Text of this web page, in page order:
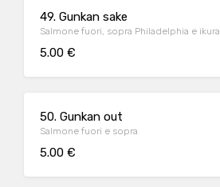
49. Gunkan sake
Salmone fuori, sopra Philadelphia e ikura
5.00 €
50. Gunkan out
Salmone fuori e sopra
5.00 €